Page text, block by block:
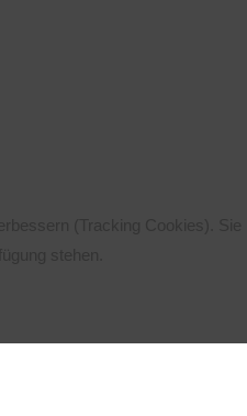
(Tracking Cookies). Sie
stehen.